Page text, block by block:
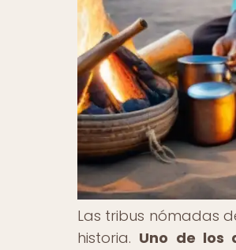
Las tribus nómadas
historia. Uno de los